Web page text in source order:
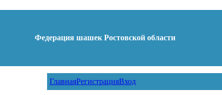
Федерация шашек Ростовской области
ГлавнаяРегистрацияВход